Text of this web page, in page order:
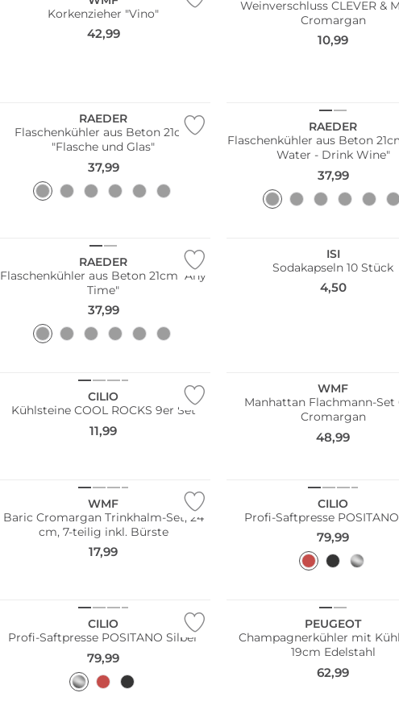
Korkenzieher "Vino"
42,99
Weinverschluss CLEVER &
Cromargan
10,99
RAEDER
Flaschenkühler aus Beton 21cm
"Flasche und Glas"
37,99
RAEDER
Flaschenkühler aus Beton
Water - Drink Wine"
37,99
RAEDER
Flaschenkühler aus Beton 21cm "Any
Time"
37,99
ISI
Sodakapseln 10 Stück
4,50
CILIO
Kühlsteine COOL ROCKS 9er Set
11,99
WMF
Manhattan Flachmann-
Cromargan
48,99
WMF
Baric Cromargan Trinkhalm-Set, 24
cm, 7-teilig inkl. Bürste
17,99
CILIO
Profi-Saftpresse
79,99
CILIO
Profi-Saftpresse POSITANO Silber
79,99
PEUGEOT
Champagnerkühler mit
19cm Edelstahl
62,99